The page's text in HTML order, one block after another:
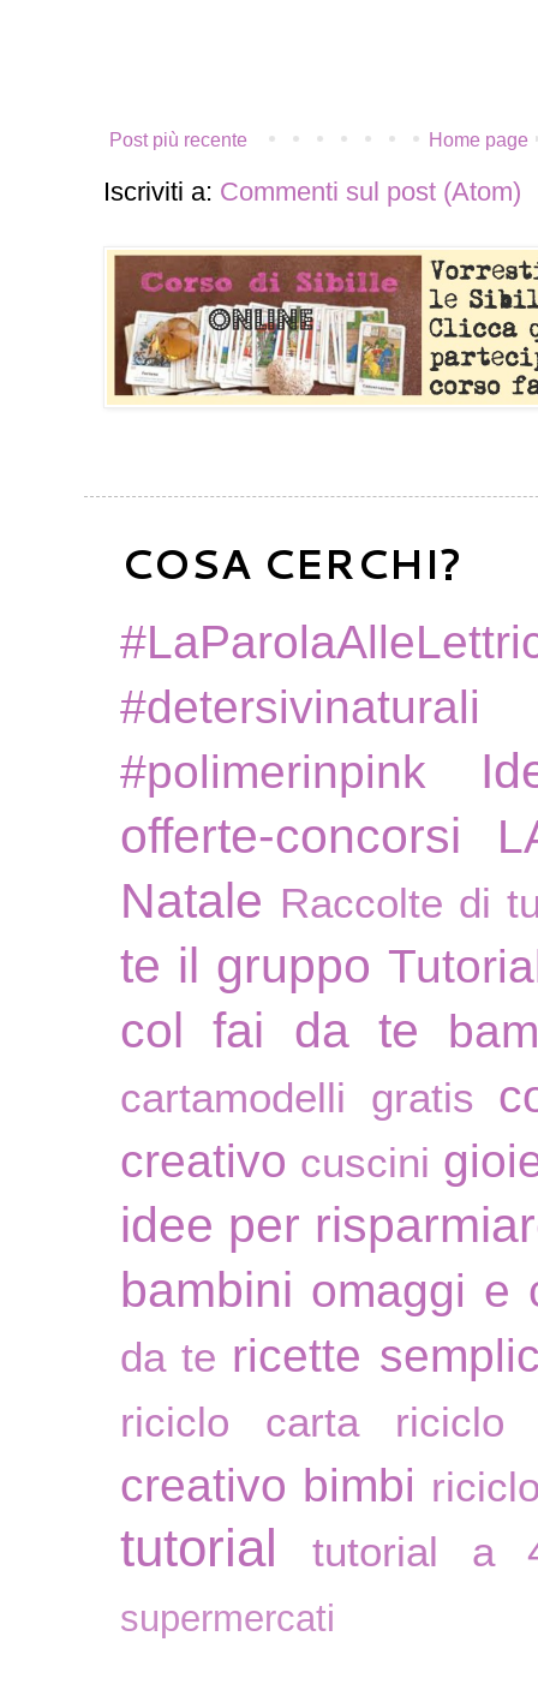
Post più recente Home page
Iscriviti a: Commenti sul post (Atom)
COSA CERCHI?
#detersivinaturali
#polimerinpink
offerte-concorsi
Natale Raccolte di
te il gruppo
col fai da te
cartamodelli gratis
creativo cuscini
idee per
bambini omaggi e
da te ricette
riciclo carta riciclo
creativo bimbi
tutorial tutorial a
supermercati